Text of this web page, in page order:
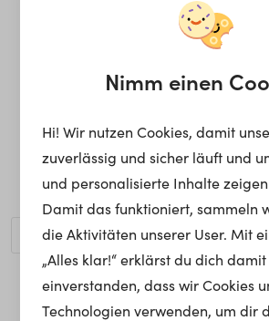
¡Ay, caramba!
gefunden.
Ups, die gewünschte Seite kann
Möchtest du nach einem
Homepage
Nimm einen
Hi! Wir nutzen Cookies, damit
zuverlässig und sicher läuft und
und personalisierte Inhalte
Damit das funktioniert, sammeln
die Aktivitäten unserer User. Mit
„Alles klar!“ erklärst du dich damit
einverstanden, dass wir Cookies
Technologien verwenden, um dir